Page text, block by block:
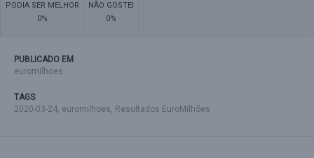
PODIA SER MELHOR
0%
NÃO GOSTEI
0%
PUBLICADO EM
euromilhoes
TAGS
2020-03-24, euromilhoes, Resultados EuroMilhões